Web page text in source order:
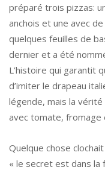
préparé trois pizzas:
anchois et une avec
quelques feuilles de
dernier et a été
L’histoire qui garantit
d’imiter le drapeau
légende, mais la
avec tomate, fromage
Quelque chose
« le secret est dans la